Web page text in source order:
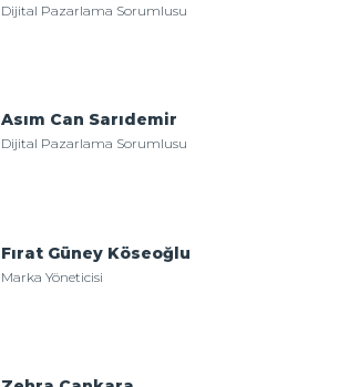
Dijital Pazarlama Sorumlusu
Asım Can Sarıdemir
Dijital Pazarlama Sorumlusu
Fırat Güney Köseoğlu
Marka Yöneticisi